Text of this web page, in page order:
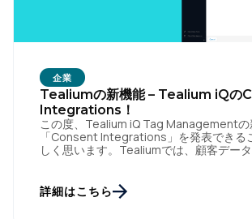
企業
Tealiumの新機能 – Tealium iQの
Integrations！
この度、Tealium iQ Tag Managementの
「Consent Integrations」を発表できる
しく思います。Tealiumでは、顧客デー
詳細はこちら